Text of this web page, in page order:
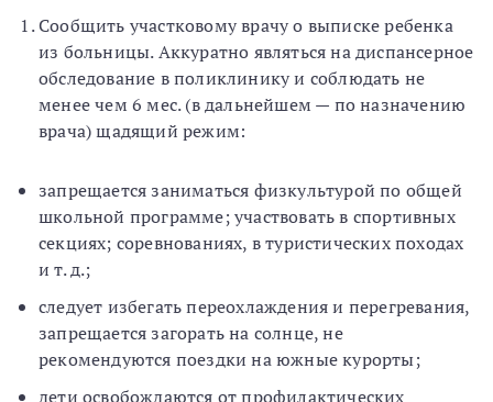
Сообщить участковому врачу о выписке ребенка
из больницы. Аккуратно являться на диспансерное
обследование в поликлинику и соблюдать не
менее чем 6 мес. (в дальнейшем — по назначению
врача) щадящий режим:
запрещается заниматься физкультурой по общей
школьной программе; участвовать в спортивных
секциях; соревнованиях, в туристических походах
и т. д.;
следует избегать переохлаждения и перегревания,
запрещается загорать на солнце, не
рекомендуются поездки на южные курорты;
дети освобождаются от профилактических